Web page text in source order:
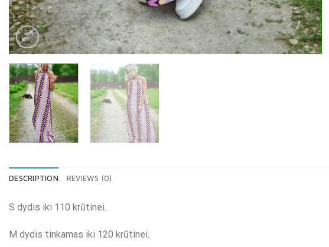
DESCRIPTION REVIEWS (0)
S dydis iki 110 krūtinei.
M dydis tinkamas iki 120 krūtinei.